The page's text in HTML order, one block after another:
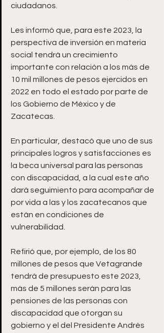
ciudadanos.
Les informó que, para este 2023, la
perspectiva de inversión en materia
social tendrá un crecimiento
importante con relación a los más de
10 mil millones de pesos ejercidos en
2022 en todo el estado por parte de
los Gobierno de México y de
Zacatecas.
En particular, destacó que uno de sus
principales logros y satisfacciones es
la beca universal para las personas
con discapacidad, a la cual este año
dará seguimiento para acompañar de
por vida a las y los zacatecanos que
están en condiciones de
vulnerabilidad.
Refirió que, por ejemplo, de los 80
millones de pesos que Vetagrande
tendrá de presupuesto este 2023,
más de 5 millones serán para las
pensiones de las personas con
discapacidad que otorgan su
gobierno y el del Presidente Andrés